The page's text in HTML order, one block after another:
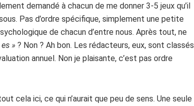
demandé à chacun de me donner 3-5 jeux qu’il
Pas d’ordre spécifique, simplement une petite
de chacun d’entre nous. Après tout, ne
» ? Non ? Ah bon. Les rédacteurs, eux, sont classés
annuel. Non je plaisante, c’est pas ordre
cela ici, ce qui n’aurait que peu de sens. Une seule